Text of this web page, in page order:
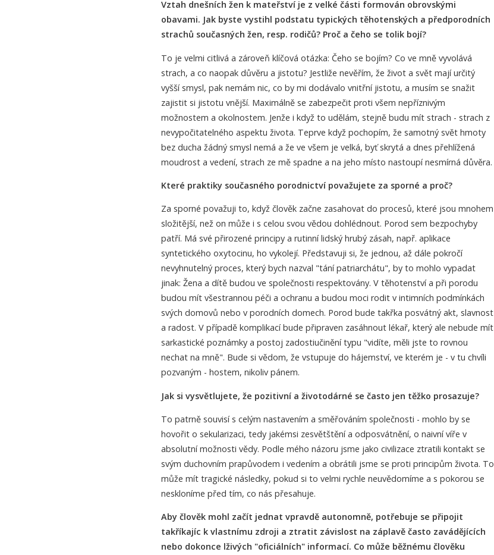
Vztah dnešních žen k mateřství je z velké části formován obrovskými
obavami. Jak byste vystihl podstatu typických těhotenských a předporodních
strachů současných žen, resp. rodičů? Proč a čeho se tolik bojí?
To je velmi citlivá a zároveň klíčová otázka: Čeho se bojím? Co ve mně vyvolává
strach, a co naopak důvěru a jistotu? Jestliže nevěřím, že život a svět mají určitý
vyšší smysl, pak nemám nic, co by mi dodávalo vnitřní jistotu, a musím se snažit
zajistit si jistotu vnější. Maximálně se zabezpečit proti všem nepříznivým
možnostem a okolnostem. Jenže i když to udělám, stejně budu mít strach - strach z
nevypočitatelného aspektu života. Teprve když pochopím, že samotný svět hmoty
bez ducha žádný smysl nemá a že ve všem je velká, byť skrytá a dnes přehlížená
moudrost a vedení, strach ze mě spadne a na jeho místo nastoupí nesmírná důvěra.
Které praktiky současného porodnictví považujete za sporné a proč?
Za sporné považuji to, když člověk začne zasahovat do procesů, které jsou mnohem
složitější, než on může i s celou svou vědou dohlédnout. Porod sem bezpochyby
patří. Má své přirozené principy a rutinní lidský hrubý zásah, např. aplikace
syntetického oxytocinu, ho vykolejí. Představuji si, že jednou, až dále pokročí
nevyhnutelný proces, který bych nazval "tání patriarchátu", by to mohlo vypadat
jinak: Žena a dítě budou ve společnosti respektovány. V těhotenství a při porodu
budou mít všestrannou péči a ochranu a budou moci rodit v intimních podmínkách
svých domovů nebo v porodních domech. Porod bude takřka posvátný akt, slavnost
a radost. V případě komplikací bude připraven zasáhnout lékař, který ale nebude mít
sarkastické poznámky a postoj zadostiučinění typu "vidíte, měli jste to rovnou
nechat na mně". Bude si vědom, že vstupuje do hájemství, ve kterém je - v tu chvíli
pozvaným - hostem, nikoliv pánem.
Jak si vysvětlujete, že pozitivní a životodárné se často jen těžko prosazuje?
To patrně souvisí s celým nastavením a směřováním společnosti - mohlo by se
hovořit o sekularizaci, tedy jakémsi zesvětštění a odposvátnění, o naivní víře v
absolutní možnosti vědy. Podle mého názoru jsme jako civilizace ztratili kontakt se
svým duchovním prapůvodem i vedením a obrátili jsme se proti principům života. To
může mít tragické následky, pokud si to velmi rychle neuvědomíme a s pokorou se
neskloníme před tím, co nás přesahuje.
Aby člověk mohl začít jednat vpravdě autonomně, potřebuje se připojit
takříkajíc k vlastnímu zdroji a ztratit závislost na záplavě často zavádějících
nebo dokonce lživých "oficiálních" informací. Co může běžnému člověku